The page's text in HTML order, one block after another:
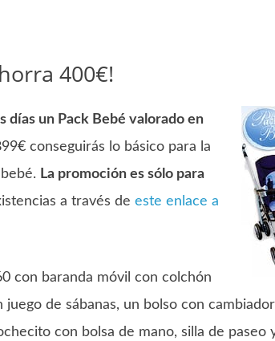
400€!
días un Pack Bebé valorado en
conseguirás lo básico para la
La promoción es sólo para
a través de este enlace a
con baranda móvil con colchón
de sábanas, un bolso con
con bolsa de mano, silla de paseo